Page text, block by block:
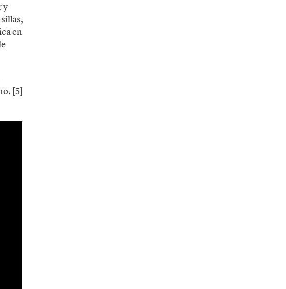
y
en
[5]